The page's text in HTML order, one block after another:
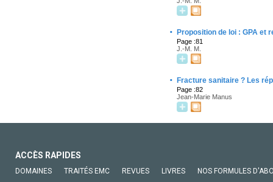
· Proposition de loi : GPA et
Page :81
J.-M. M.
· Fracture sanitaire ? Les
Page :82
Jean-Marie Manus
ACCÈS RAPIDES
DOMAINES TRAITÉS EMC REVUES LIVRES NOS FORMULES